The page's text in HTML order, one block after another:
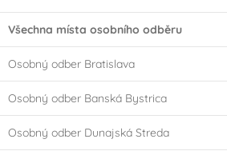
Všechna místa osobního odběru
Osobný odber Bratislava
Osobný odber Banská Bystrica
Osobný odber Dunajská Streda